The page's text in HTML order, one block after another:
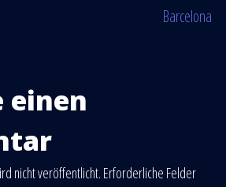
Barcelona
einen
nicht veröffentlicht. Erforderliche Felder